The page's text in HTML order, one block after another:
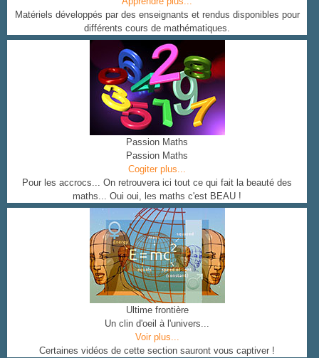
Matériels développés par des enseignants et rendus disponibles pour
différents cours de mathématiques.
Passion Maths
Passion Maths
Cogiter plus...
Pour les accrocs... On retrouvera ici tout ce qui fait la beauté des
maths... Oui oui, les maths c'est BEAU !
Ultime frontière
Un clin d'oeil à l'univers...
Voir plus...
Certaines vidéos de cette section sauront vous captiver !